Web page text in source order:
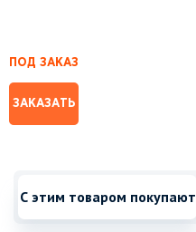
ПОД ЗАКАЗ
ЗАКАЗАТЬ
С этим товаром покупают